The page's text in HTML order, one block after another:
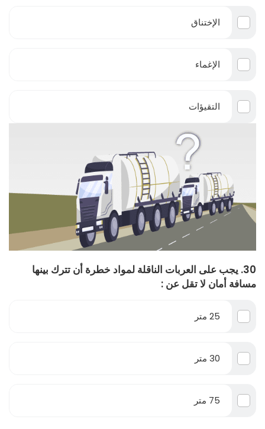
الإختناق
الإغماء
التقيؤات
30. يجب على العربات الناقلة لمواد خطرة أن تترك بينها
مسافة أمان لا تقل عن :
25 متر
30 متر
75 متر